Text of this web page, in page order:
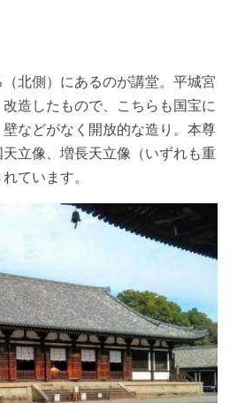
北側）にあるのが講堂。平城宮
造したもので、こちらも国宝に
などがなく開放的な造り。本尊
立像、増長天立像（いずれも重
ています。